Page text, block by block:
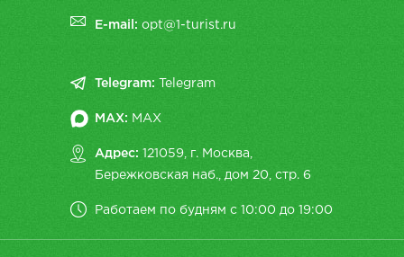
E-mail:opt@1-turist.ru
Telegram: Telegram
MAX: MAX
Адрес: 121059, г. Москва,
Бережковская наб., дом 20, cтр. 6
Работаем по будням с 10:00 до 19:00